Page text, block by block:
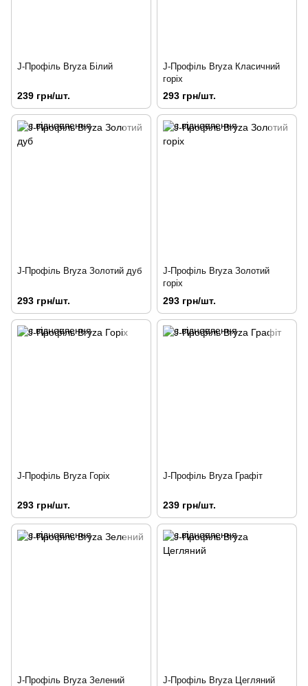
J-Профіль Bryza Білий
239 грн/шт.
J-Профіль Bryza Класичний
горіх
293 грн/шт.
J-Профіль Bryza Золотий дуб
293 грн/шт.
J-Профіль Bryza Золотий
горіх
293 грн/шт.
J-Профіль Bryza Горіх
293 грн/шт.
J-Профіль Bryza Графіт
239 грн/шт.
J-Профіль Bryza Зелений J-Профіль Bryza Цегляний